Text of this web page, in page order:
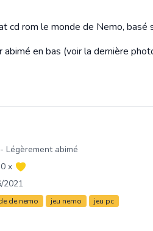
cd rom le monde de Nemo, basé
en bas (voir la dernière
- Légèrement abimé
0 x
2021
de nemo jeu nemo jeu pc